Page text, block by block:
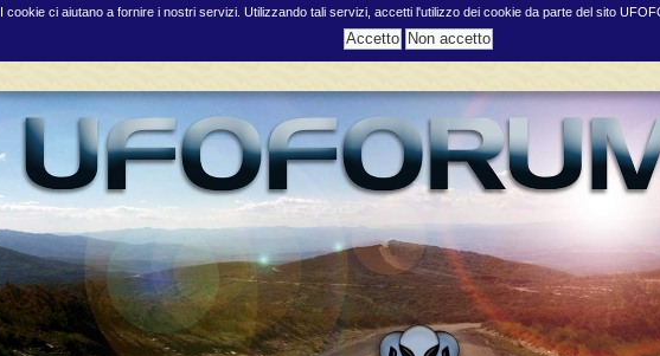
I cookie ci aiutano a fornire i nostri servizi. Utilizzando tali servizi, accetti l'utilizzo dei cookie da parte del sito